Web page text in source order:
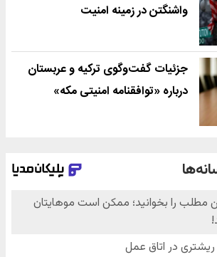
واشنگتن در زمینه امنیت
جزئیات گفت‌وگوی ترکیه و عربستان
درباره «توافقنامه امنیتی مکه»